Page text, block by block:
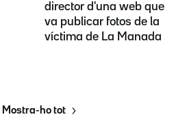
director d'una web que
va publicar fotos de la
víctima de La Manada
Mostra-ho tot